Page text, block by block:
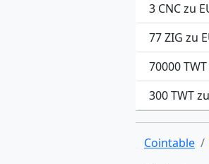
3 CNC zu
77 ZIG zu
70000
300 TWT
Cointable